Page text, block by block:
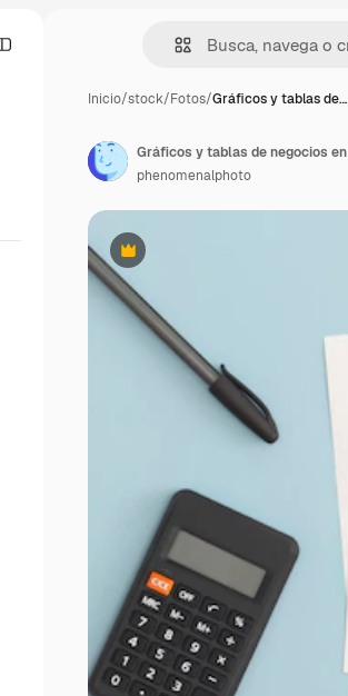
Inicio/stock/Fotos/Gráficos y tablas de…
Premium
phenomenalphoto